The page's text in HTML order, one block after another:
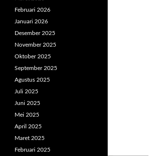
Februari 2026
Januari 2026
Desember 2025
November 2025
Oktober 2025
September 2025
Agustus 2025
Juli 2025
Juni 2025
Mei 2025
April 2025
Maret 2025
Februari 2025